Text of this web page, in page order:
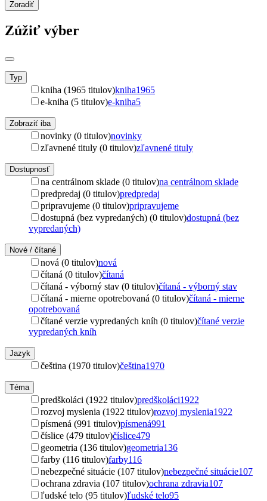
Zoradiť
Zúžiť výber
Typ
kniha (1965 titulov)kniha1965
e-kniha (5 titulov)e-kniha5
Zobraziť iba
novinky (0 titulov)novinky
zľavnené tituly (0 titulov)zľavnené tituly
Dostupnosť
na centrálnom sklade (0 titulov)na centrálnom sklade
predpredaj (0 titulov)predpredaj
pripravujeme (0 titulov)pripravujeme
dostupná (bez vypredaných) (0 titulov)dostupná (bez
vypredaných)
Nové / čítané
nová (0 titulov)nová
čítaná (0 titulov)čítaná
čítaná - výborný stav (0 titulov)čítaná - výborný stav
čítaná - mierne opotrebovaná (0 titulov)čítaná - mierne
opotrebovaná
čítané verzie vypredaných kníh (0 titulov)čítané verzie
vypredaných kníh
Jazyk
čeština (1970 titulov)čeština1970
Téma
predškoláci (1922 titulov)predškoláci1922
rozvoj myslenia (1922 titulov)rozvoj myslenia1922
písmená (991 titulov)písmená991
číslice (479 titulov)číslice479
geometria (136 titulov)geometria136
farby (116 titulov)farby116
nebezpečné situácie (107 titulov)nebezpečné situácie107
ochrana zdravia (107 titulov)ochrana zdravia107
ľudské telo (95 titulov)ľudské telo95